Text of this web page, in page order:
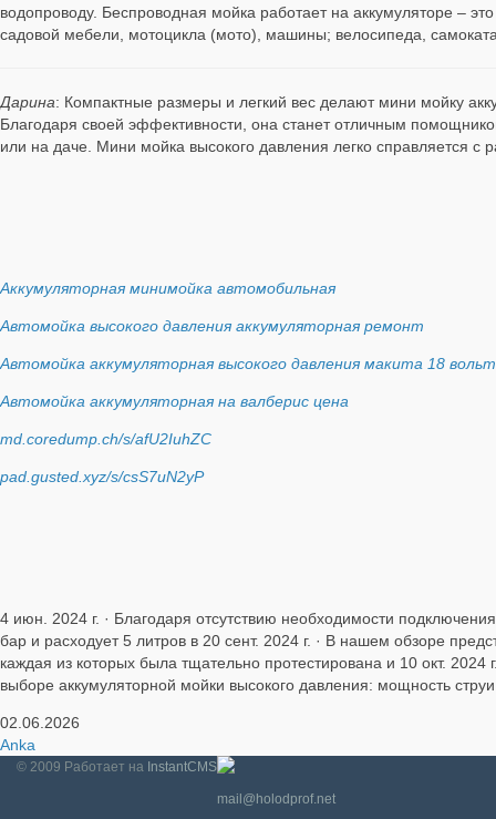
водопроводу. Беспроводная мойка работает на аккумуляторе –
садовой мебели, мотоцикла (мото), машины; велосипеда,
Дарина: Компактные размеры и легкий вес делают мини мойку
Благодаря своей эффективности, она станет отличным
или на даче. Мини мойка высокого давления легко справляется с
Аккумуляторная минимойка автомобильная
Автомойка высокого давления аккумуляторная ремонт
Автомойка аккумуляторная высокого давления макита 18 вольт
Автомойка аккумуляторная на валберис цена
md.coredump.ch/s/afU2IuhZC
pad.gusted.xyz/s/csS7uN2yP
4 июн. 2024 г. · Благодаря отсутствию необходимости
бар и расходует 5 литров в 20 сент. 2024 г. · В нашем обзоре
каждая из которых была тщательно протестирована и 10 окт.
выборе аккумуляторной мойки высокого давления: мощность
02.06.2026
Anka
© 2009 Работает на InstantCMS
mail@holodprof.net